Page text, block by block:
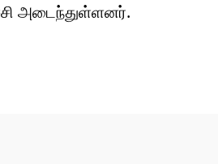
அடைந்துள்ளனர்.